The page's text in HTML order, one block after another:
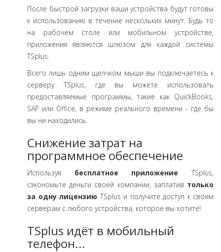
После быстрой загрузки ваши устройства будут готовы
к использованию в течение нескольких минут. Будь то
на рабочем столе или мобильном устройстве,
приложения являются шлюзом для каждой системы
TSplus.
Всего лишь одним щелчком мыши вы подключаетесь к
серверу TSplus, где вы можете использовать
предоставляемые программы, такие как QuickBooks,
SAP или Office, в режиме реального времени - где бы
вы ни находились.
Снижение затрат на
программное обеспечение
Используя бесплатное приложениеTSplus,
сэкономьте деньги своей компании, заплатив только
за одну лицензию TSplus и получите доступ к своим
серверам с любого устройства, которое вы хотите!
TSplus идёт в мобильный
телефон...